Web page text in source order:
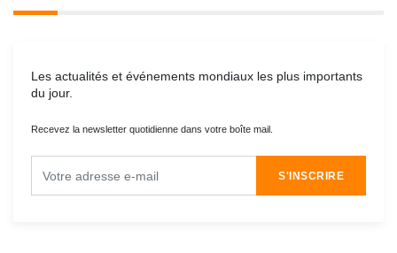
Les actualités et événements mondiaux les plus importants
du jour.
Recevez la newsletter quotidienne dans votre boîte mail.
S'INSCRIRE